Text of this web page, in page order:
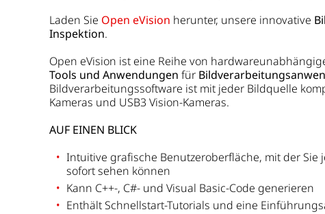
Laden Sie Open eVision herunter, unsere innovative
Inspektion.
Open eVision ist eine Reihe von
Tools und Anwendungen für
Bildverarbeitungssoftware ist mit jeder Bildquelle
Kameras und USB3 Vision-Kameras.
AUF EINEN BLICK
Intuitive grafische Benutzeroberfläche, mit der
sofort sehen können
Kann C++-, C#- und Visual Basic-Code generieren
Enthält Schnellstart-Tutorials und eine